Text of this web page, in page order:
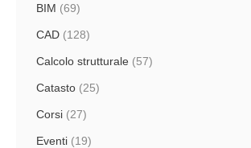
BIM (69)
CAD (128)
Calcolo strutturale (57)
Catasto (25)
Corsi (27)
Eventi (19)